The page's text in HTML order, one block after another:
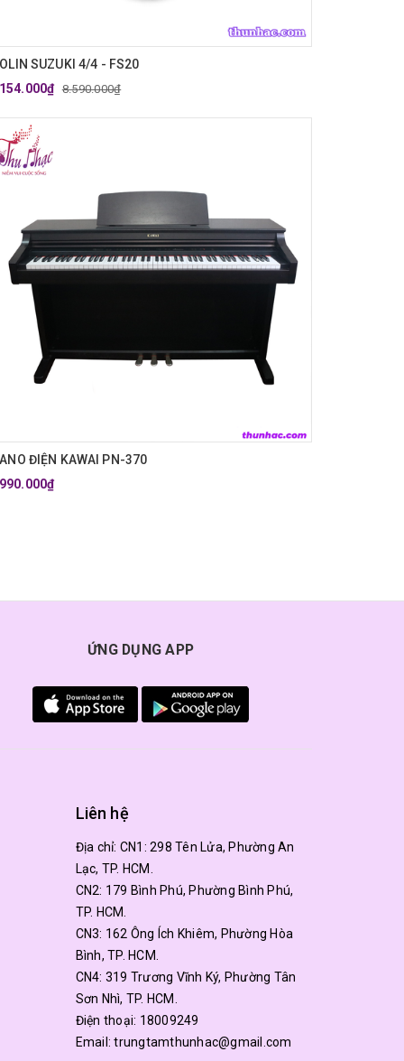
SUZUKI 4/4 - FS20
8.590.000₫
ĐIỆN KAWAI PN-370
ỨNG DỤNG APP
Liên hệ
Địa chỉ: CN1: 298 Tên Lửa, Phường An
Lạc, TP. HCM.
CN2: 179 Bình Phú, Phường Bình Phú,
TP. HCM.
CN3: 162 Ông Ích Khiêm, Phường Hòa
Bình, TP. HCM.
CN4: 319 Trương Vĩnh Ký, Phường Tân
Sơn Nhì, TP. HCM.
Điện thoại: 18009249
Email:trungtamthunhac@gmail.com